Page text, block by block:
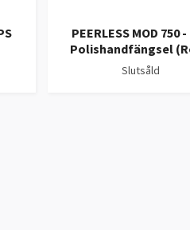
PEERLESS MOD 750 -
Polishandfängsel
Slutsåld